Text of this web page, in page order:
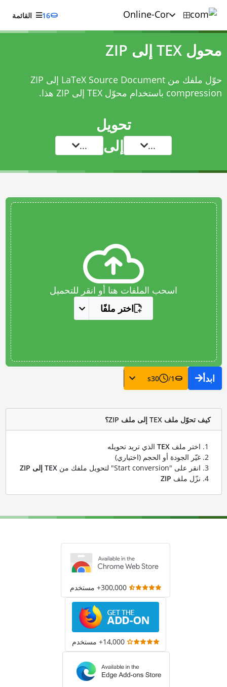
16 القائمة
محول TEX إلى ZIP
حوّل ملفك من LaTeX Source Document إلى ZIP
compression باستخدام
محوّل TEX إلى ZIP هذا.
تحويل
... إلى ...
اسحب الملفات هنا أو انقر للتحميل
اختر ملفًا
ابدأ 1
/
30
s
كيف تحوّل ملف TEX إلى ملف ZIP؟
اختر ملف TEXالذي تريد تحويله
غيّر الجودة أو الحجم (اختياري)
انقر على "Start conversion" لتحويل ملفك من
TEX إلى ZIP
نزّل ملف ZIP
300,000+ مستخدم
14,000+ مستخدم